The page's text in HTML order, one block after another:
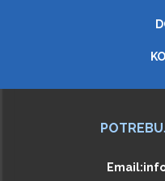
Email: